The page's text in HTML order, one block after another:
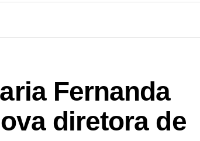
Fernanda
diretora de